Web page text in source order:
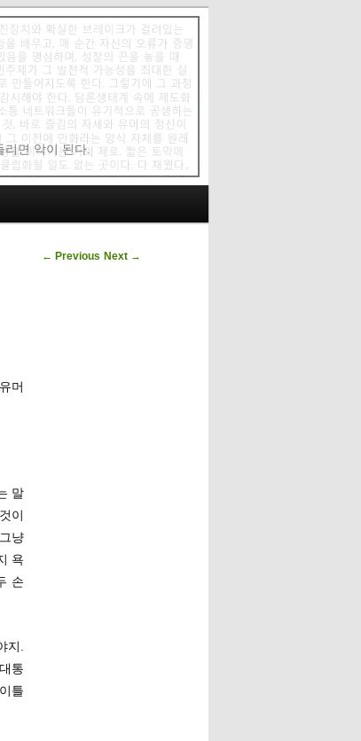
면 악이 된다.
Post navigation
← Previous Next →
머
말
이
냥
욕
손
.
통
틀